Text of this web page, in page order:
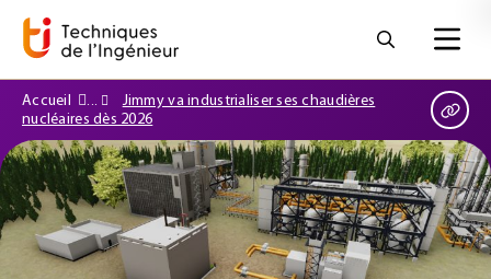
Accueil
Jimmy va industrialiser ses chaudières
nucléaires dès 2026